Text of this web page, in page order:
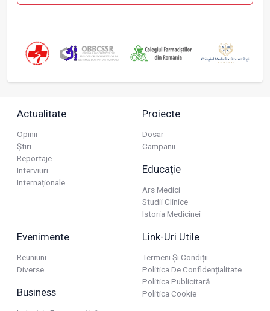
Actualitate
Opinii
Știri
Reportaje
Interviuri
Internaționale
Proiecte
Dosar
Campanii
Educație
Ars Medici
Studii Clinice
Istoria Medicinei
Evenimente
Reuniuni
Diverse
Business
Link-Uri Utile
Termeni Și Condiții
Politica De Confidențialitate
Politica Publicitară
Politica Cookie